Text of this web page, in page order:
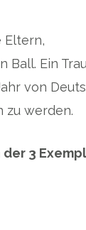
Eltern,
Ball. Ein
von
zu werden.
der 3